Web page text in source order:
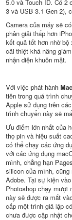
5.0 và Touch ID. Có 2
3 và USB 3.1 Gen 2),
Camera của máy sẽ
phân giải thấp hơn
kết quả tốt hơn nhờ
cải thiệt khả năng
nhận diện khuôn mặt.
Với việc phát hành
tiên trong quá trình
Apple sử dụng trên
trình chuyển này sẽ
Ưu điểm lớn nhất của
thọ pin và hiệu suất
có thể chạy các ứng
với các ứng dụng
mình, chẳng hạn
silicon của mình,
Adobe. Tại sự kiện
Photoshop chạy mượt
này sẽ được ra mắt
cấp một trình giả lập
chưa được cập nhật